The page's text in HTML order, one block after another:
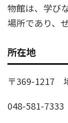
物館は、学び
場所であり、
所在地
〒369-1217
048-581-7333